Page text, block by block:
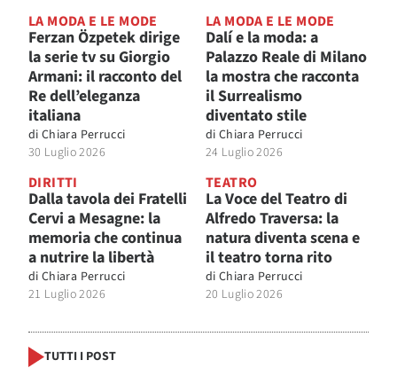
LA MODA E LE MODE
Ferzan Özpetek dirige
la serie tv su Giorgio
Armani: il racconto del
Re dell’eleganza
italiana
di Chiara Perrucci
30 Luglio 2026
LA MODA E LE MODE
Dalí e la moda: a
Palazzo Reale di Milano
la mostra che racconta
il Surrealismo
diventato stile
di Chiara Perrucci
24 Luglio 2026
DIRITTI
Dalla tavola dei Fratelli
Cervi a Mesagne: la
memoria che continua
a nutrire la libertà
di Chiara Perrucci
21 Luglio 2026
TEATRO
La Voce del Teatro di
Alfredo Traversa: la
natura diventa scena e
il teatro torna rito
di Chiara Perrucci
20 Luglio 2026
TUTTI I POST